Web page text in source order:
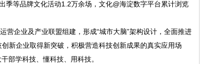
季等品牌文化活动1.2万余场，文化@海淀数字平台累计浏览
企业及产业联盟组建，形成“城市大脑”架构设计，全面推进
新企业取得新突破，积极营造科技创新成果的真实应用场
部学科技、懂科技、用科技。